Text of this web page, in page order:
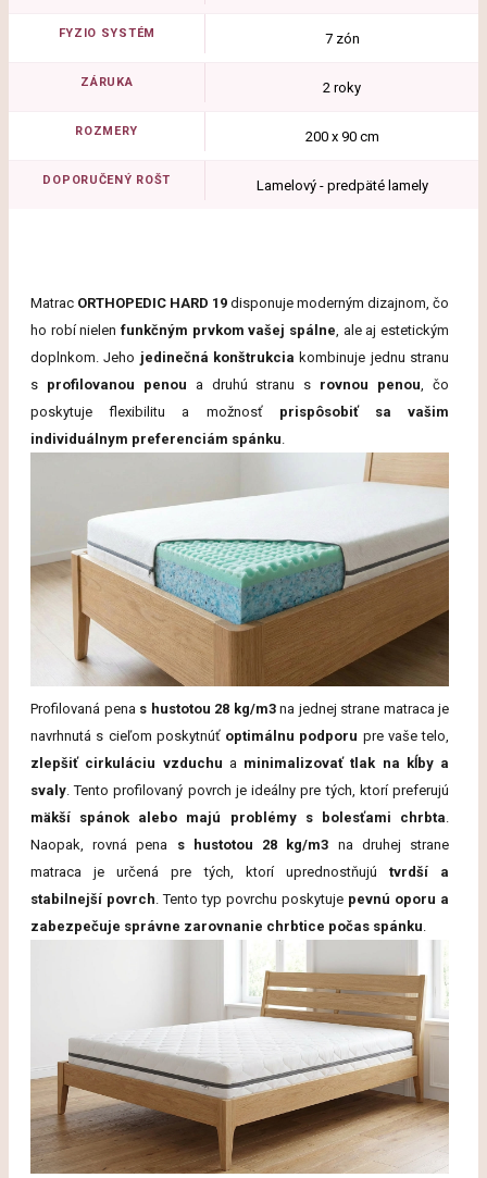
FYZIO SYSTÉM 7 zón
ZÁRUKA 2 roky
ROZMERY 200 x 90 cm
DOPORUČENÝ ROŠT Lamelový - predpäté lamely
Matrac ORTHOPEDIC HARD 19 disponuje moderným dizajnom, čo
ho robí nielen funkčným prvkom vašej spálne, ale aj estetickým
doplnkom. Jeho jedinečná konštrukcia kombinuje jednu stranu
s profilovanou penou a druhú stranu s rovnou penou, čo
poskytuje flexibilitu a možnosť prispôsobiť sa vašim
individuálnym preferenciám spánku.
Profilovaná pena s hustotou 28 kg/m3na jednej strane matraca je
navrhnutá s cieľom poskytnúť optimálnu podporu pre vaše telo,
zlepšiť cirkuláciu vzduchu a minimalizovať tlak na kĺby a
svaly. Tento profilovaný povrch je ideálny pre tých, ktorí preferujú
mäkší spánok alebo majú problémy s bolesťami chrbta.
Naopak, rovná pena s hustotou 28 kg/m3 na druhej strane
matraca je určená pre tých, ktorí uprednostňujú tvrdší a
stabilnejší povrch. Tento typ povrchu poskytuje pevnú oporu a
zabezpečuje správne zarovnanie chrbtice počas spánku.